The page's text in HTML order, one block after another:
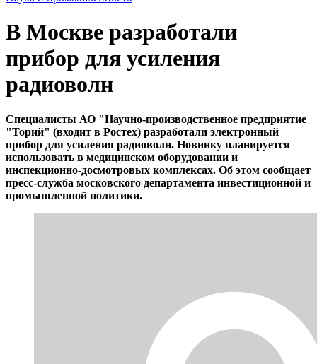
В Москве разработали
прибор для усиления
радиоволн
Специалисты АО "Научно-производственное предприятие
"Торий" (входит в Ростех) разработали электронный
прибор для усиления радиоволн. Новинку планируется
использовать в медицинском оборудовании и
инспекционно-досмотровых комплексах. Об этом сообщает
пресс-служба московского департамента инвестиционной и
промышленной политики.